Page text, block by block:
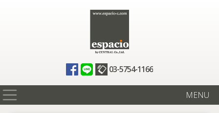
03-5754-1166
MENU